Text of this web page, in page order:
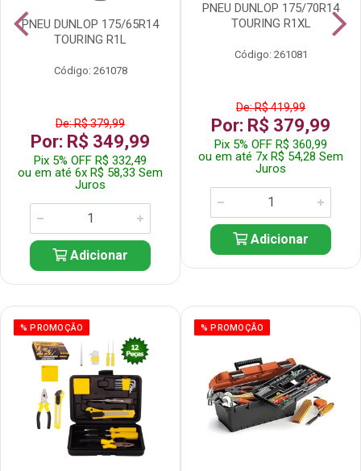
PNEU DUNLOP 175/65R14
TOURING R1L
Código: 261078
De: R$ 379,99
Por: R$ 349,99
Pix 5% OFF R$ 332,49
ou em até 6x R$ 58,33 Sem
Juros
Adicionar
PNEU DUNLOP 175/70R14
TOURING R1XL
Código: 261081
De: R$ 419,99
Por: R$ 379,99
Pix 5% OFF R$ 360,99
ou em até 7x R$ 54,28 Sem
Juros
Adicionar
% PROMOÇÃO % PROMOÇÃO